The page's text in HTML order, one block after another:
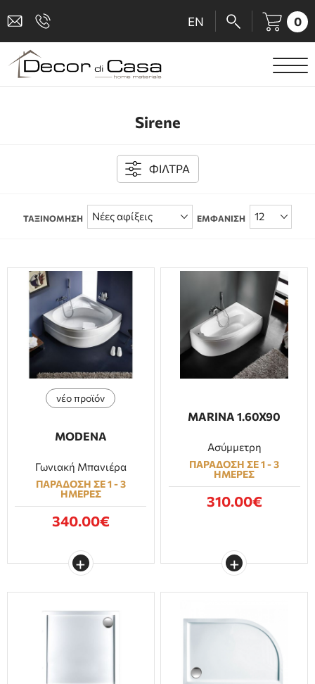
EN 0
ΕΙΔΗ ΥΓΙΕΙΝΗΣ
ΑΞΕΣΟΥΑΡ ΜΠΑΝΙΟΥ
ΚΟΥΖΙΝΑ
ΑΜΕΑ
ΕΠΙΠΛΑ ΜΠΑΝΙΟΥ
ΠΟΡΤΕΣ
ΤΖΑΚΙ
Sirene
ΦΙΛΤΡΑ
ΤΑΞΙΝΟΜΗΣΗ ΕΜΦΑΝΙΣΗ
νέο προϊόν
MODENA
Γωνιακή Μπανιέρα
ΠΑΡΑΔΟΣΗ ΣΕ 1 - 3
ΗΜΕΡΕΣ
340.00€
MARINA 1.60X90
Ασύμμετρη
ΠΑΡΑΔΟΣΗ ΣΕ 1 - 3
ΗΜΕΡΕΣ
310.00€